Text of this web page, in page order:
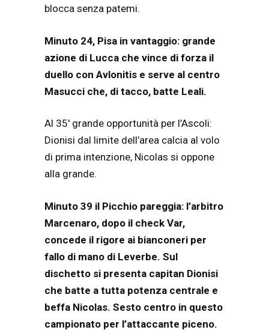
blocca senza patemi.
Minuto 24, Pisa in vantaggio: grande
azione di Lucca che vince di forza il
duello con Avlonitis e serve al centro
Masucci che, di tacco, batte Leali.
Al 35′ grande opportunità per l’Ascoli:
Dionisi dal limite dell’area calcia al volo
di prima intenzione, Nicolas si oppone
alla grande.
Minuto 39 il Picchio pareggia: l’arbitro
Marcenaro, dopo il check Var,
concede il rigore ai bianconeri per
fallo di mano di Leverbe. Sul
dischetto si presenta capitan Dionisi
che batte a tutta potenza centrale e
beffa Nicolas. Sesto centro in questo
campionato per l’attaccante piceno.